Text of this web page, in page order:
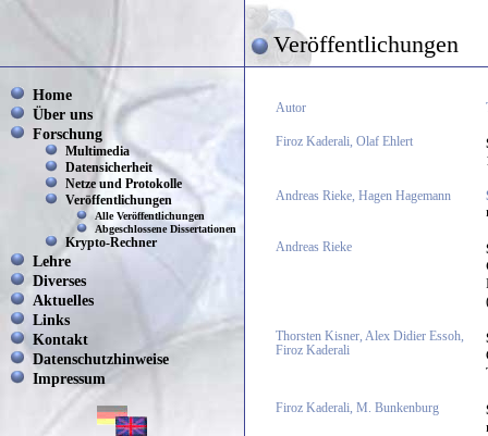
Veröffentlichungen
Home
Über uns
Forschung
Multimedia
Datensicherheit
Netze und Protokolle
Veröffentlichungen
Alle Veröffentlichungen
Abgeschlossene Dissertationen
Krypto-Rechner
Lehre
Diverses
Aktuelles
Links
Kontakt
Datenschutzhinweise
Impressum
Autor
Firoz Kaderali, Olaf Ehlert
Andreas Rieke, Hagen Hagemann
Andreas Rieke
Thorsten Kisner, Alex Didier Essoh,
Firoz Kaderali
Firoz Kaderali, M. Bunkenburg